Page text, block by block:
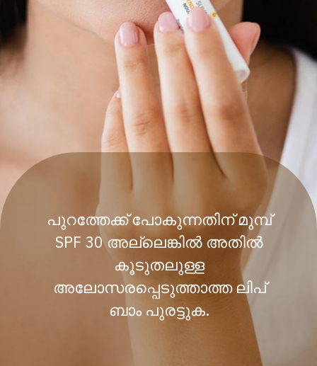
പുറത്തേക്ക് പോകുന്നതിന് മുമ്പ്
SPF 30 അല്ലെങ്കിൽ അതിൽ
കൂടുതലുള്ള
അലോസരപ്പെടുത്താത്ത ലിപ്
ബാം പുരട്ടുക.